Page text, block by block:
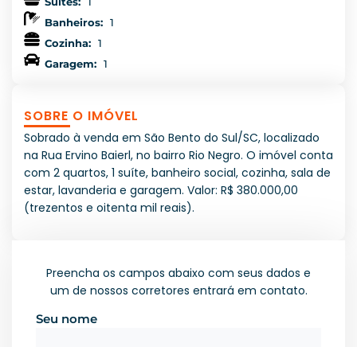
Banheiros: 1
Cozinha: 1
Garagem: 1
SOBRE O IMÓVEL
Sobrado à venda em São Bento do Sul/SC, localizado
na Rua Ervino Baierl, no bairro Rio Negro. O imóvel conta
com 2 quartos, 1 suíte, banheiro social, cozinha, sala de
estar, lavanderia e garagem. Valor: R$ 380.000,00
(trezentos e oitenta mil reais).
Preencha os campos abaixo com seus dados e
um de nossos corretores entrará em contato.
Seu nome